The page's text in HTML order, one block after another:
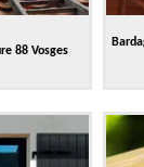
88 Vosges